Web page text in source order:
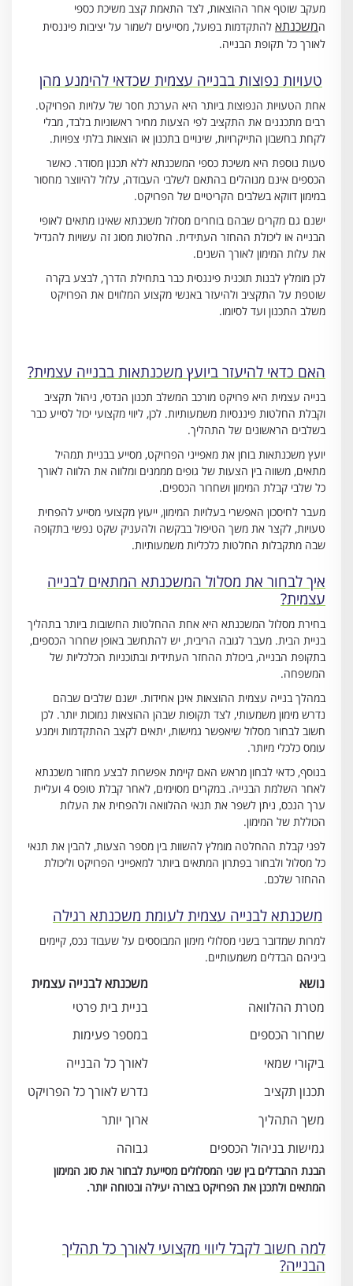
מעקב שוטף אחר ההוצאות, לצד התאמת קצב משיכת כספי
המשכנתא להתקדמות בפועל, מסייעים לשמור על יציבות פיננסית
לאורך כל תקופת הבנייה.
טעויות נפוצות בבנייה עצמית שכדאי להימנע מהן
אחת הטעויות הנפוצות ביותר היא הערכת חסר של עלויות הפרויקט.
רבים מתכננים את התקציב לפי הצעות מחיר ראשוניות בלבד, מבלי
לקחת בחשבון התייקרויות, שינויים בתכנון או הוצאות בלתי צפויות.
טעות נוספת היא משיכת כספי המשכנתא ללא תכנון מסודר. כאשר
הכספים אינם מנוהלים בהתאם לשלבי העבודה, עלול להיווצר מחסור
במימון דווקא בשלבים הקריטיים של הפרויקט.
ישנם גם מקרים שבהם בוחרים מסלול משכנתא שאינו מתאים לאופי
הבנייה או ליכולת ההחזר העתידית. החלטות מסוג זה עשויות להגדיל
את עלות המימון לאורך השנים.
לכן מומלץ לבנות תוכנית פיננסית כבר בתחילת הדרך, לבצע בקרה
שוטפת על התקציב ולהיעזר באנשי מקצוע המלווים את הפרויקט
משלב התכנון ועד לסיומו.
האם כדאי להיעזר ביועץ משכנתאות בבנייה עצמית?
בנייה עצמית היא פרויקט מורכב המשלב תכנון הנדסי, ניהול תקציב
וקבלת החלטות פיננסיות משמעותיות. לכן, ליווי מקצועי יכול לסייע כבר
בשלבים הראשונים של התהליך.
יועץ משכנתאות בוחן את מאפייני הפרויקט, מסייע בבניית תמהיל
מתאים, משווה בין הצעות של גופים מממנים ומלווה את הלווה לאורך
כל שלבי קבלת המימון ושחרור הכספים.
מעבר לחיסכון האפשרי בעלויות המימון, ייעוץ מקצועי מסייע להפחית
טעויות, לקצר את משך הטיפול בבקשה ולהעניק שקט נפשי בתקופה
שבה מתקבלות החלטות כלכליות משמעותיות.
איך לבחור את מסלול המשכנתא המתאים לבנייה
עצמית?
בחירת מסלול המשכנתא היא אחת ההחלטות החשובות ביותר בתהליך
בניית הבית. מעבר לגובה הריבית, יש להתחשב באופן שחרור הכספים,
בתקופת הבנייה, ביכולת ההחזר העתידית ובתוכניות הכלכליות של
המשפחה.
במהלך בנייה עצמית ההוצאות אינן אחידות. ישנם שלבים שבהם
נדרש מימון משמעותי, לצד תקופות שבהן ההוצאות נמוכות יותר. לכן
חשוב לבחור מסלול שיאפשר גמישות, יתאים לקצב ההתקדמות וימנע
עומס כלכלי מיותר.
בנוסף, כדאי לבחון מראש האם קיימת אפשרות לבצע מחזור משכנתא
לאחר השלמת הבנייה. במקרים מסוימים, לאחר קבלת טופס 4 ועליית
ערך הנכס, ניתן לשפר את תנאי ההלוואה ולהפחית את העלות
הכוללת של המימון.
לפני קבלת ההחלטה מומלץ להשוות בין מספר הצעות, להבין את תנאי
כל מסלול ולבחור בפתרון המתאים ביותר למאפייני הפרויקט וליכולת
ההחזר שלכם.
משכנתא לבנייה עצמית לעומת משכנתא רגילה
למרות שמדובר בשני מסלולי מימון המבוססים על שעבוד נכס, קיימים
ביניהם הבדלים משמעותיים.
נושא
משכנתא לבנייה עצמית
מטרת ההלוואה
בניית בית פרטי
שחרור הכספים
במספר פעימות
ביקורי שמאי
לאורך כל הבנייה
תכנון תקציב
נדרש לאורך כל הפרויקט
משך התהליך
ארוך יותר
גמישות בניהול הכספים
גבוהה
הבנת ההבדלים בין שני המסלולים מסייעת לבחור את סוג המימון
המתאים ולתכנן את הפרויקט בצורה יעילה ובטוחה יותר.
למה חשוב לקבל ליווי מקצועי לאורך כל תהליך
הבנייה?